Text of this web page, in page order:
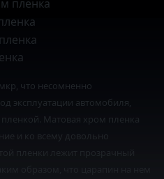
что несомненно
эксплуатации автомобиля,
Матовая хром пленка
и ко всему довольно
пленки лежит прозрачный